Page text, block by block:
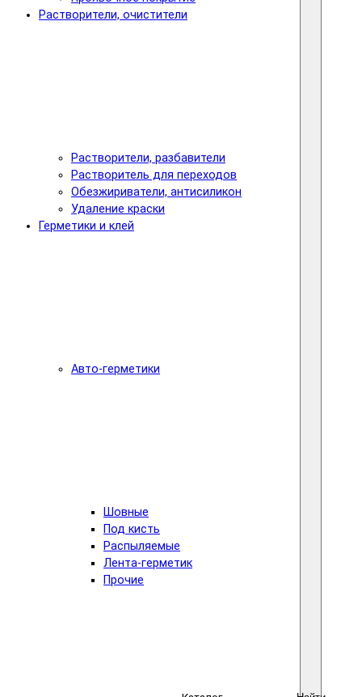
Растворители, очистители
Растворители, разбавители
Растворитель для переходов
Обезжириватели, антисиликон
Удаление краски
Герметики и клей
Авто-герметики
Шовные
Под кисть
Распыляемые
Лента-герметик
Прочие